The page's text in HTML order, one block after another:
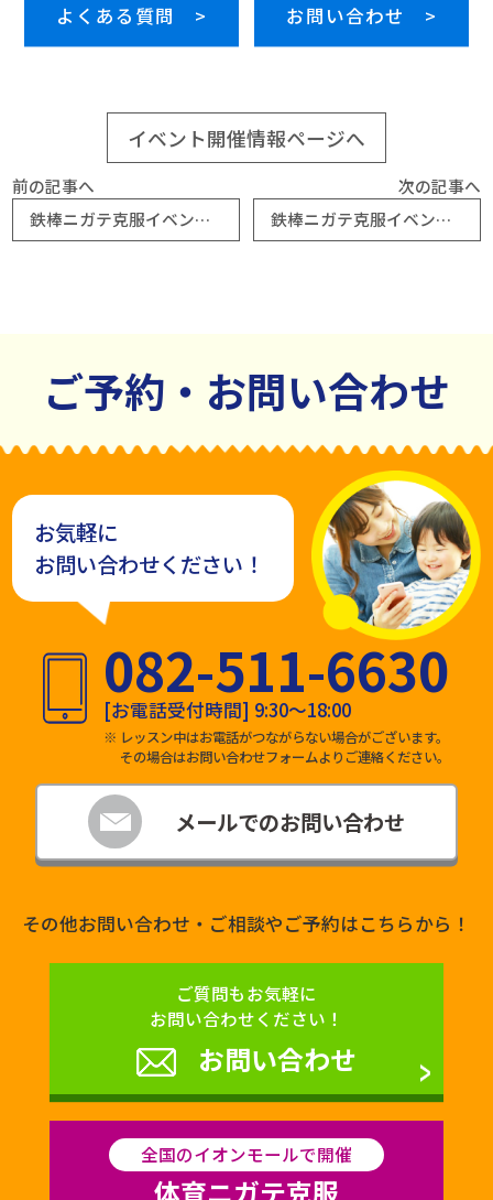
よくある質問 > お問い合わせ >
イベント開催情報ページへ
前の記事へ
鉄棒ニガテ克服イベント【鈴鹿】
次の記事へ
鉄棒ニガテ克服イベント【倉敷】
ご予約・お問い合わせ
お気軽に
お問い合わせください！
082-511-6630
[お電話受付時間] 9:30～18:00
レッスン中はお電話がつながらない場合がございます。
その場合はお問い合わせフォームよりご連絡ください。
メールでのお問い合わせ
その他お問い合わせ・ご相談やご予約はこちらから！
ご質問もお気軽に
お問い合わせください！
お問い合わせ
全国のイオンモールで開催
体育ニガテ克服